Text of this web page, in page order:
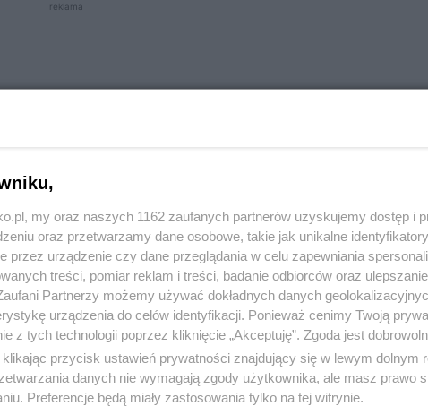
reklama
używać roweru. Czy planujesz jeździć głównie
na wszechstronnym rowerze do różnych
oraz to, czy będziesz nim podróżować samodzielnie
my oraz naszych 1162 zaufanych partnerów uzyskujemy dostęp i
oraz przetwarzamy dane osobowe, takie jak unikalne
przez urządzenie czy dane przeglądania w celu zapewniania
treści, pomiar reklam i treści, badanie odbiorców oraz
Partnerzy możemy używać dokładnych danych
urządzenia do celów identyfikacji. Ponieważ cenimy Twoją
z tych technologii poprzez kliknięcie „Akceptuję”. Zgoda jest
przycisk ustawień prywatności znajdujący się w lewym dolnym
danych nie wymagają zgody użytkownika, ale masz prawo
Preferencje będą miały zastosowania tylko na tej witrynie.